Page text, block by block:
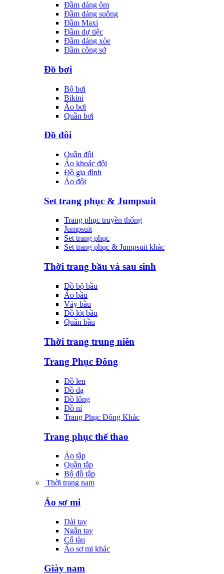
Đầm dáng ôm
Đầm dáng suông
Đầm Maxi
Đầm dự tiệc
Đầm dáng xòe
Đầm công sở
Đồ bơi
Bộ bơi
Bikini
Áo bơi
Quần bơi
Đồ đôi
Quần đôi
Áo khoác đôi
Đồ gia đình
Áo đôi
Set trang phục & Jumpsuit
Trang phục truyền thống
Jumpsuit
Set trang phục
Set trang phục & Jumpsuit khác
Thời trang bầu và sau sinh
Đồ bộ bầu
Áo bầu
Váy bầu
Đồ lót bầu
Quần bầu
Thời trang trung niên
Trang Phục Đông
Đồ len
Đồ dạ
Đồ lông
Đồ nỉ
Trang Phục Đông Khác
Trang phục thể thao
Áo tập
Quần tập
Bộ đồ tập
Thời trang nam
Áo sơ mi
Dài tay
Ngắn tay
Cổ tàu
Áo sơ mi khác
Giày nam